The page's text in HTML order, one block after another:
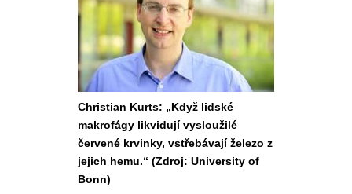
Christian Kurts: „Když lidské
makrofágy likvidují vysloužilé
červené krvinky, vstřebávají železo z
jejich hemu.“ (Zdroj: University of
Bonn)